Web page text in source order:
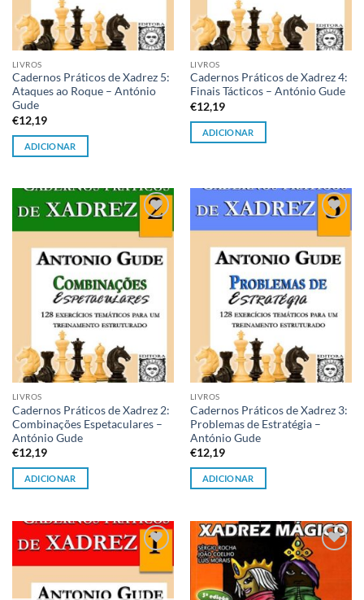
LIVROS
Cadernos Práticos de Xadrez 5:
Ataques ao Roque – António
Gude
€12,19
ADICIONAR
LIVROS
Cadernos Práticos de Xadrez 4:
Finais Tácticos – António Gude
€12,19
ADICIONAR
Adicionar
à lista de
desejos
LIVROS
Cadernos Práticos de Xadrez 2:
Combinações Espetaculares –
António Gude
€12,19
ADICIONAR
Adicionar
à lista de
desejos
LIVROS
Cadernos Práticos de Xadrez 3:
Problemas de Estratégia –
António Gude
€12,19
ADICIONAR
à lista de
desejos
Adicionar
à lista de
desejos